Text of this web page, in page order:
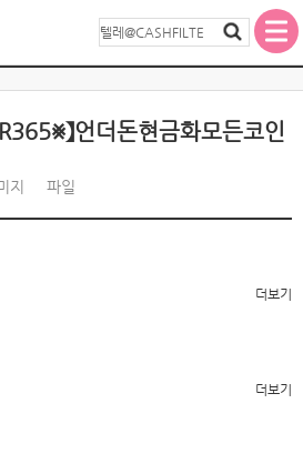
】언더돈현금화모든코인
지 파일
더보기
더보기